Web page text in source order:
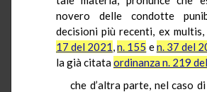
novero delle condotte
decisioni più recenti, ex multis,
17 del 2021,n. 155 en. 37 del
la già citataordinanza n. 219
che d’altra parte, nel caso